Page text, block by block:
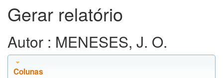
Gerar relatório
Autor : MENESES, J. O.
Colunas